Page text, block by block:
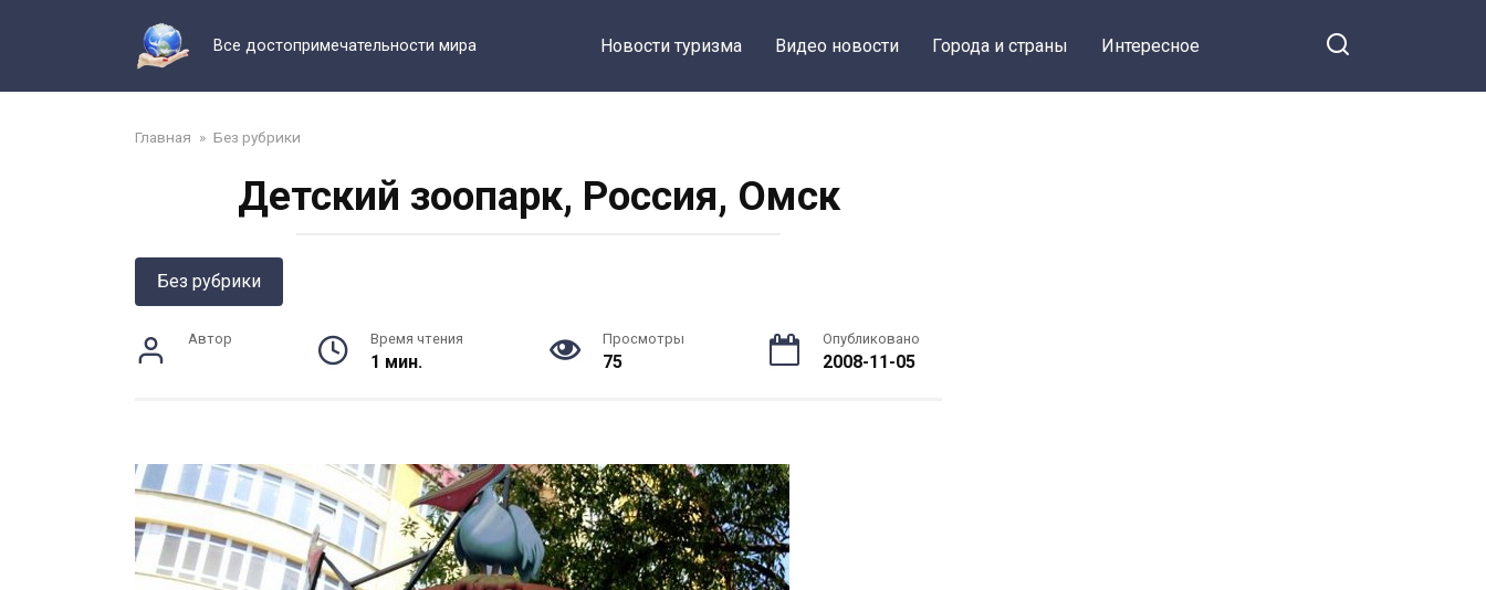
Все достопримечательности мира Новости туризма Видео новости Города и страны Интересное
Главная » Без рубрики
Детский зоопарк, Россия, Омск
Без рубрики
Автор Время чтения
1 мин.
Просмотры
75
Опубликовано
2008-11-05